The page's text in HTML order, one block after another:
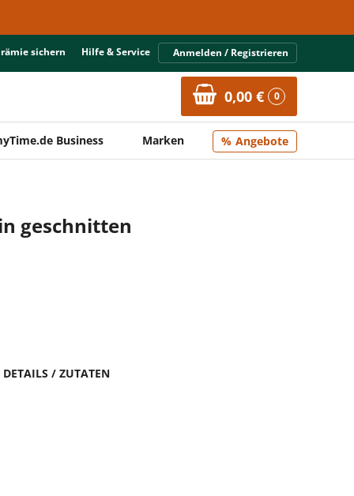
sichern Hilfe & Service Anmelden / Registrieren
0,00 € 0
Business Marken Angebote
geschnitten
DETAILS / ZUTATEN